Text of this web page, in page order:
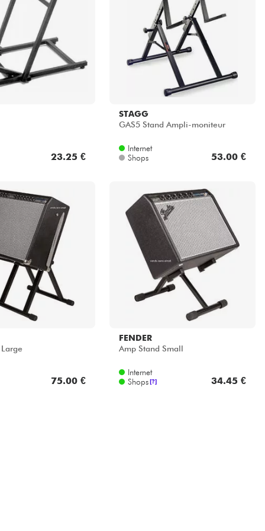
23.25 €
STAGG
GAS5 Stand Ampli-moniteur
Internet
Shops
53.00 €
75.00 €
FENDER
Amp Stand Small
Internet
Shops [?] 34.45 €